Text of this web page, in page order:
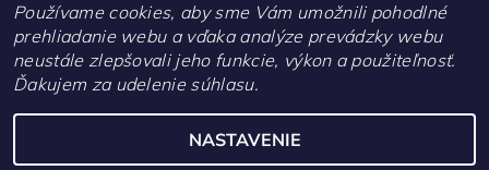
Kontakty
Upraviť nastavenie cookies
Používame cookies, aby sme Vám umožnili pohodlné
prehliadanie webu a vďaka analýze prevádzky webu
neustále zlepšovali jeho funkcie, výkon a použiteľnosť.
Ďakujem za udelenie súhlasu.
NASTAVENIE